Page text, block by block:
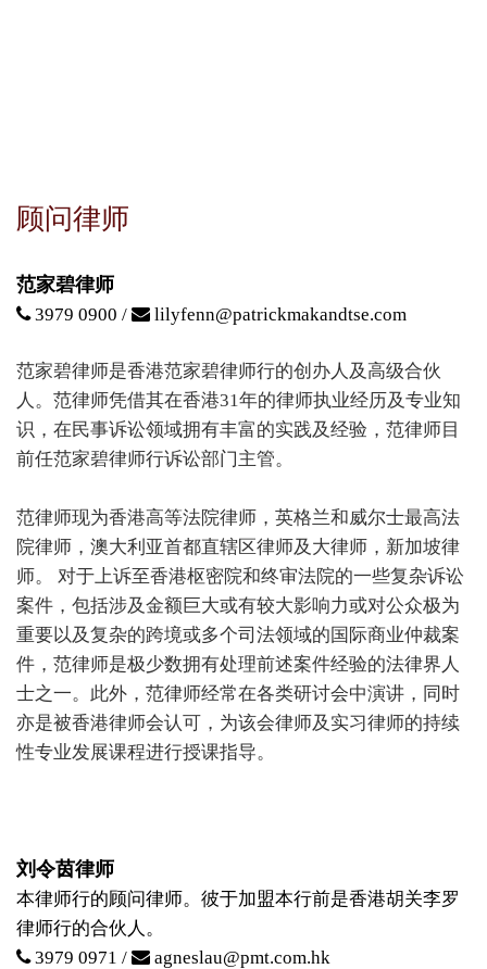
顾问律师
范家碧律师
3979 0900 / lilyfenn@patrickmakandtse.com
范家碧律师是香港范家碧律师行的创办人及高级合伙
人。范律师凭借其在香港31年的律师执业经历及专业知
识，在民事诉讼领域拥有丰富的实践及经验，范律师目
前任范家碧律师行诉讼部门主管。
范律师现为香港高等法院律师，英格兰和威尔士最高法
院律师，澳大利亚首都直辖区律师及大律师，新加坡律
师。 对于上诉至香港枢密院和终审法院的一些复杂诉讼
案件，包括涉及金额巨大或有较大影响力或对公众极为
重要以及复杂的跨境或多个司法领域的国际商业仲裁案
件，范律师是极少数拥有处理前述案件经验的法律界人
士之一。此外，范律师经常在各类研讨会中演讲，同时
亦是被香港律师会认可，为该会律师及实习律师的持续
性专业发展课程进行授课指导。
刘令茵律师
本律师行的顾问律师。彼于加盟本行前是香港胡关李罗
律师行的合伙人。
3979 0971 /
agneslau@pmt.com.hk